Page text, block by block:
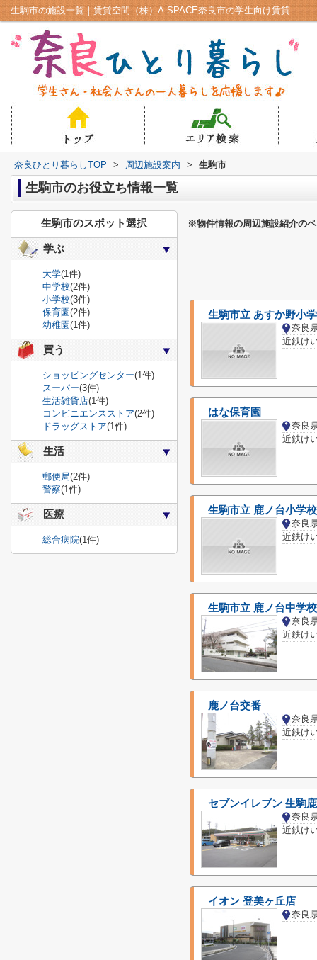
生駒市の施設一覧｜賃貸空間（株）A-SPACE奈良市の学生向け賃貸
奈良ひとり暮らしTOP > 周辺施設案内 > 生駒市
生駒市のお役立ち情報一覧
※物件情報の周辺施設紹介の
生駒市立 あすか野小
奈良
近鉄け
はな保育園
奈良
近鉄け
生駒市立 鹿ノ台小学校
奈良
生駒市立 鹿ノ台中学校
奈良
鹿ノ台交番
奈良
セブンイレブン 生駒
奈良
イオン 登美ヶ丘店
奈良
生駒市のスポット選択
学ぶ
大学(1件)
中学校(2件)
小学校(3件)
保育園(2件)
幼稚園(1件)
買う
ショッピングセンター(1件)
スーパー(3件)
生活雑貨店(1件)
コンビニエンスストア(2件)
ドラッグストア(1件)
生活
郵便局(2件)
警察(1件)
医療
総合病院(1件)